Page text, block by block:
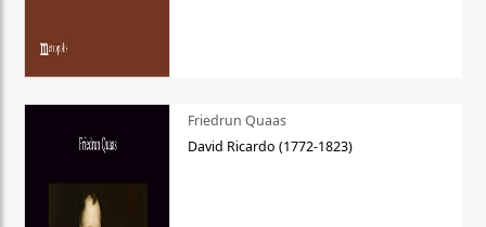
Friedrun Quaas
David Ricardo (1772-1823)